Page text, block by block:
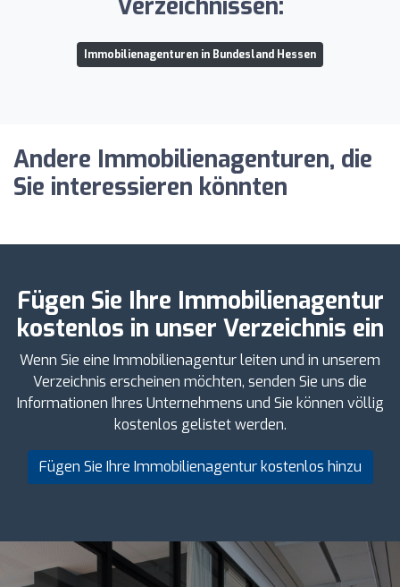
Verzeichnissen:
Immobilienagenturen in Bundesland Hessen
Andere Immobilienagenturen, die
Sie interessieren könnten
Fügen Sie Ihre Immobilienagentur
kostenlos in unser Verzeichnis ein
Wenn Sie eine Immobilienagentur leiten und in unserem
Verzeichnis erscheinen möchten, senden Sie uns die
Informationen Ihres Unternehmens und Sie können völlig
kostenlos gelistet werden.
Fügen Sie Ihre Immobilienagentur kostenlos hinzu